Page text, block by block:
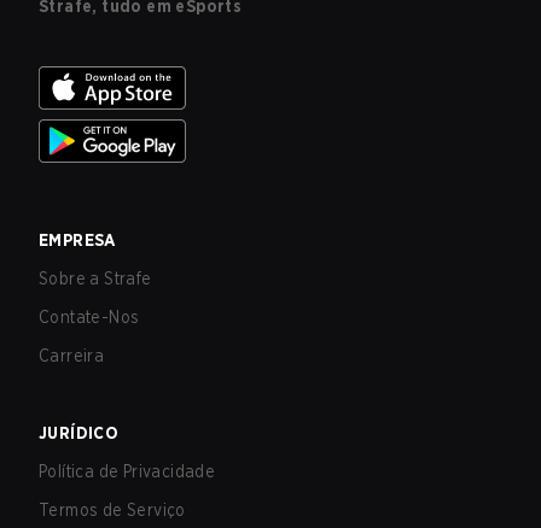
Strafe, tudo em eSports
EMPRESA
Sobre a Strafe
Contate-Nos
Carreira
JURÍDICO
Política de Privacidade
Termos de Serviço